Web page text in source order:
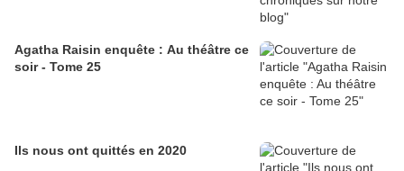
Agatha Raisin enquête : Au théâtre ce
soir - Tome 25
Ils nous ont quittés en 2020